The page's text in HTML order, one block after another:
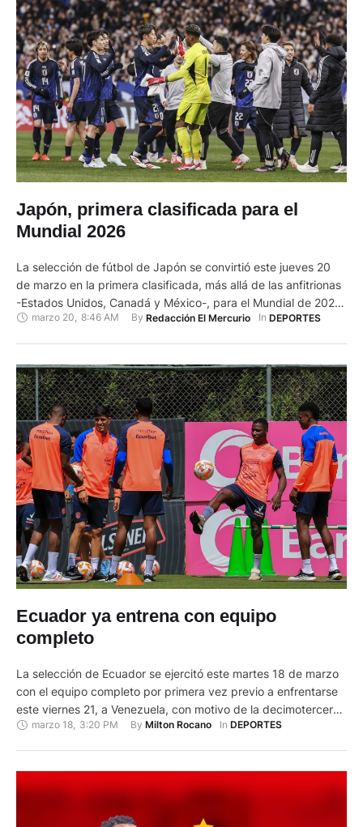
Japón, primera clasificada para el
Mundial 2026
La selección de fútbol de Japón se convirtió este jueves 20
de marzo en la primera clasificada, más allá de las anfitrionas
-Estados Unidos, Canadá y México-, para el Mundial de 2026
tras vencer 2-0 a Baréin. Japón certificó, con tres jornadas de
marzo 20, 8:46 AM By Redacción El Mercurio In DEPORTES
Ecuador ya entrena con equipo
completo
La selección de Ecuador se ejercitó este martes 18 de marzo
con el equipo completo por primera vez previo a enfrentarse
este viernes 21, a Venezuela, con motivo de la decimotercera
jornada de las eliminatorias sudamericanas de clasificación
marzo 18 3:20 PM By Milton Rocano In DEPORTES